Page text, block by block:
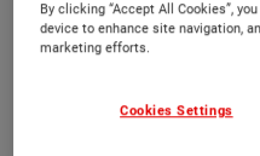
By clicking “Accept All Cookies”,
device to enhance site navigation,
marketing efforts.
Cookies Settings